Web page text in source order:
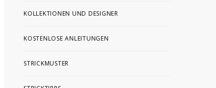
KOLLEKTIONEN UND DESIGNER
KOSTENLOSE ANLEITUNGEN
STRICKMUSTER